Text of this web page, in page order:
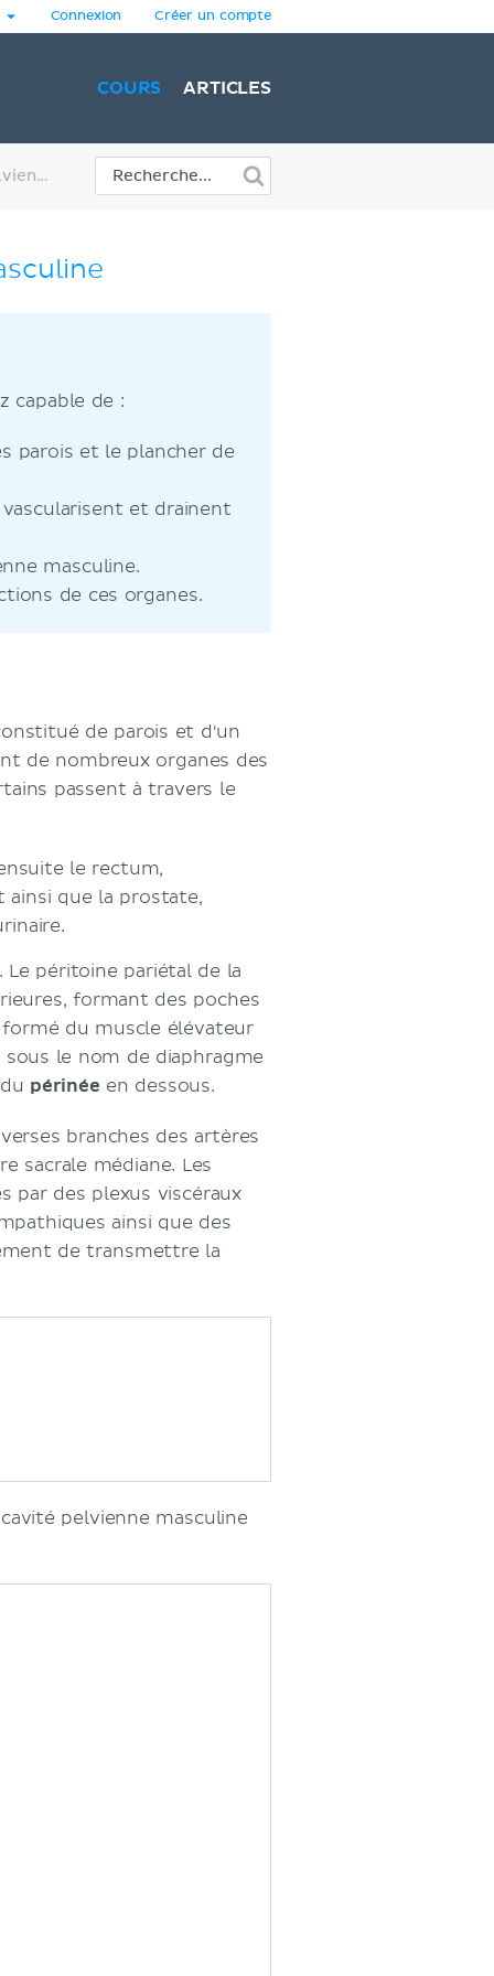
Connexion Créer un compte
COURS ARTICLES
Introduction à la cavité pelvienne masculine
capable de :
parois et le plancher de
et drainent
masculine.
de ces organes.
de parois et d'un
de nombreux organes des
passent à travers le
le rectum,
ainsi que la prostate,
Le péritoine pariétal de la
formant des poches
du muscle élévateur
le nom de diaphragme
périnée en dessous.
branches des artères
sacrale médiane. Les
par des plexus viscéraux
ainsi que des
de transmettre la
pelvienne masculine